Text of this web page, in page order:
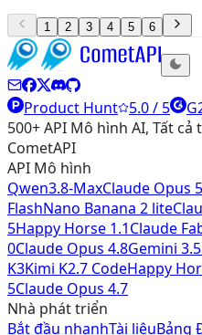
1 2 3 4 5 6
Product Hunt 5.0 / 5
500+ API Mô hình AI, Tất
CometAPI
API Mô hình
Qwen3.8-MaxClaude Opus 5
FlashNano Banana 2 lite
5Happy Horse 1.1Claude
0Claude Opus 4.8Gemini
K3Kimi K2.7 CodeHappy
5Claude Opus 4.7
Nhà phát triển
Bắt đầu nhanhTài liệuBảng